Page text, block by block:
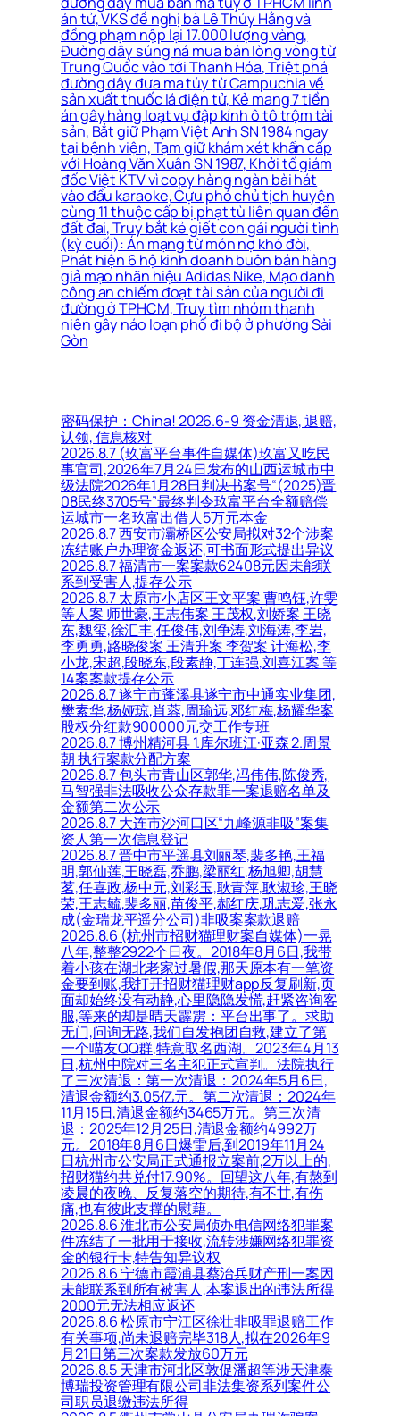
án tử, VKS đề nghị bà Lê Thúy Hằng và
đồng phạm nộp lại 17.000 lượng vàng,
Đường dây súng ná mua bán lòng vòng từ
Trung Quốc vào tới Thanh Hóa, Triệt phá
đường dây đưa ma túy từ Campuchia về
sản xuất thuốc lá điện tử, Kẻ mang 7 tiền
án gây hàng loạt vụ đập kính ô tô trộm tài
sản, Bắt giữ Phạm Việt Anh SN 1984 ngay
tại bệnh viện, Tạm giữ khám xét khẩn cấp
với Hoàng Văn Xuân SN 1987, Khởi tố giám
đốc Việt KTV vì copy hàng ngàn bài hát
vào đầu karaoke, Cựu phó chủ tịch huyện
cùng 11 thuộc cấp bị phạt tù liên quan đến
đất đai, Truy bắt kẻ giết con gái người tình
(kỳ cuối): Án mạng từ món nợ khó đòi,
Phát hiện 6 hộ kinh doanh buôn bán hàng
giả mạo nhãn hiệu Adidas Nike, Mạo danh
công an chiếm đoạt tài sản của người đi
đường ở TPHCM, Truy tìm nhóm thanh
niên gây náo loạn phố đi bộ ở phường Sài
Gòn
密码保护：China! 2026.6-9 资金清退, 退赔,
认领, 信息核对
2026.8.7 (玖富平台事件自媒体)玖富又吃民
事官司,2026年7月24日发布的山西运城市中
级法院2026年1月28日判决书案号“(2025)晋
08民终3705号”最终判令玖富平台全额赔偿
运城市一名玖富出借人5万元本金
2026.8.7 西安市灞桥区公安局拟对32个涉案
冻结账户办理资金返还,可书面形式提出异议
2026.8.7 福清市一案案款62408元因未能联
系到受害人,提存公示
2026.8.7 太原市小店区王文平案 曹鸣钰,许雯
等人案 师世豪,王志伟案 王茂权,刘娇案 王晓
东,魏玺,徐汇丰,任俊伟,刘争涛,刘海涛,李岩,
李勇勇,路晓俊案 王清升案 李贺案 计海松,李
小龙,宋超,段晓东,段素静,丁连强,刘喜江案 等
14案案款提存公示
2026.8.7 遂宁市蓬溪县遂宁市中通实业集团,
樊素华,杨娅琼,肖蓉,周瑜远,邓红梅,杨耀华案
股权分红款900000元交工作专班
2026.8.7 博州精河县 1.库尔班江·亚森 2.周景
朝 执行案款分配方案
2026.8.7 包头市青山区郭华,冯伟伟,陈俊秀,
马智强非法吸收公众存款罪一案退赔名单及
金额第二次公示
2026.8.7 大连市沙河口区“九峰源非吸”案集
资人第一次信息登记
2026.8.7 晋中市平遥县刘丽琴,裴多艳,王福
明,郭仙莲,王晓磊,乔鹏,梁丽红,杨旭卿,胡慧
茗,任喜政,杨中元,刘彩玉,耿青萍,耿淑珍,王晓
荣,王志毓,裴多丽,苗俊平,郝红庆,巩志爱,张永
成(金瑞龙平遥分公司)非吸案案款退赔
2026.8.6 (杭州市招财猫理财案自媒体)一晃
八年,整整2922个日夜。2018年8月6日,我带
着小孩在湖北老家过暑假,那天原本有一笔资
金要到账,我打开招财猫理财app反复刷新,页
面却始终没有动静,心里隐隐发慌,赶紧咨询客
服,等来的却是晴天霹雳：平台出事了。求助
无门,问询无路,我们自发抱团自救,建立了第
一个喵友QQ群,特意取名西湖。2023年4月13
日,杭州中院对三名主犯正式宣判。法院执行
了三次清退：第一次清退：2024年5月6日,
清退金额约3.05亿元。第二次清退：2024年
11月15日,清退金额约3465万元。第三次清
退：2025年12月25日,清退金额约4992万
元。2018年8月6日爆雷后,到2019年11月24
日杭州市公安局正式通报立案前,2万以上的,
招财猫约共兑付17.90%。回望这八年,有熬到
凌晨的夜晚、反复落空的期待,有不甘,有伤
痛,也有彼此支撑的慰藉。
2026.8.6 淮北市公安局侦办电信网络犯罪案
件冻结了一批用于接收,流转涉嫌网络犯罪资
金的银行卡,特告知异议权
2026.8.6 宁德市霞浦县蔡治兵财产刑一案因
未能联系到所有被害人,本案退出的违法所得
2000元无法相应返还
2026.8.6 松原市宁江区徐壮非吸罪退赔工作
有关事项,尚未退赔完毕318人,拟在2026年9
月21日第三次案款发放60万元
2026.8.5 天津市河北区敦促潘超等涉天津泰
博瑞投资管理有限公司非法集资系列案件公
司职员退缴违法所得